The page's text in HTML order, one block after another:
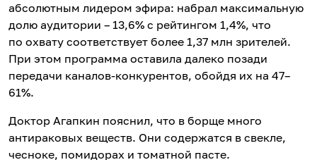
абсолютным лидером эфира: набрал максимальную
долю аудитории – 13,6% с рейтингом 1,4%, что
по охвату соответствует более 1,37 млн зрителей.
При этом программа оставила далеко позади
передачи каналов-конкурентов, обойдя их на 47–
61%.
Доктор Агапкин пояснил, что в борще много
антираковых веществ. Они содержатся в свекле,
чесноке, помидорах и томатной пасте.